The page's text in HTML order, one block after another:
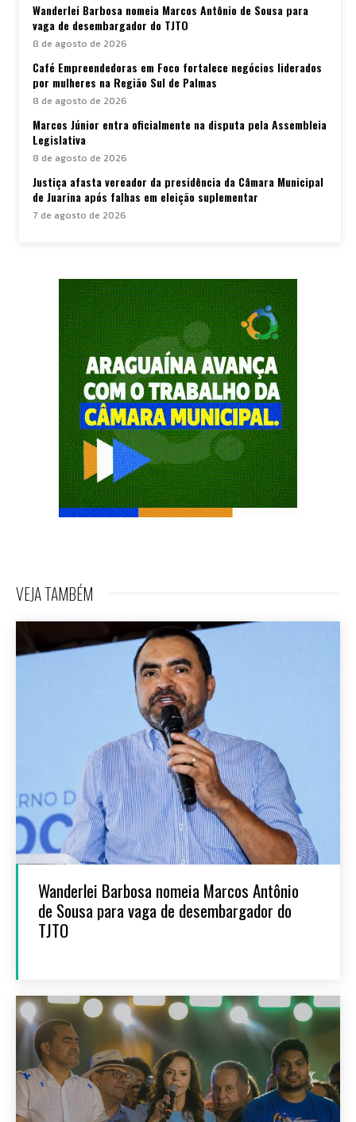
Wanderlei Barbosa nomeia Marcos Antônio de Sousa para
vaga de desembargador do TJTO
8 de agosto de 2026
Café Empreendedoras em Foco fortalece negócios liderados
por mulheres na Região Sul de Palmas
8 de agosto de 2026
Marcos Júnior entra oficialmente na disputa pela Assembleia
Legislativa
8 de agosto de 2026
Justiça afasta vereador da presidência da Câmara Municipal
de Juarina após falhas em eleição suplementar
7 de agosto de 2026
VEJA TAMBÉM
Wanderlei Barbosa nomeia Marcos Antônio
de Sousa para vaga de desembargador do
TJTO